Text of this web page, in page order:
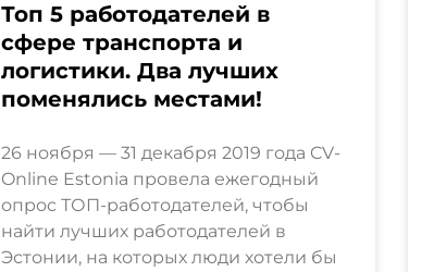
Топ 5 работодателей в
сфере транспорта и
логистики. Два лучших
поменялись местами!
26 ноября — 31 декабря 2019 года CV-
Online Estonia провела ежегодный
опрос ТОП-работодателей, чтобы
найти лучших работодателей в
Эстонии, на которых люди хотели бы